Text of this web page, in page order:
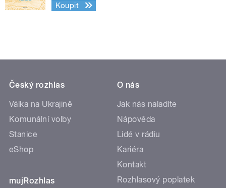
Koupit
Český rozhlas
Válka na Ukrajině
Komunální volby
Stanice
eShop
mujRozhlas
O nás
Jak nás naladíte
Nápověda
Lidé v rádiu
Kariéra
Kontakt
Rozhlasový poplatek